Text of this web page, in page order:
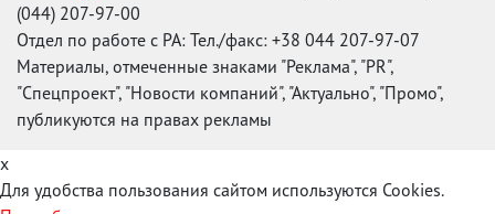
(044) 207-97-00
Отдел по работе с РА: Тел./факс: +38 044 207-97-07
Материалы, отмеченные знаками "Реклама", "PR",
"Спецпроект", "Новости компаний", "Актуально", "Промо",
публикуются на правах рекламы
x
Для удобства пользования сайтом используются Cookies.